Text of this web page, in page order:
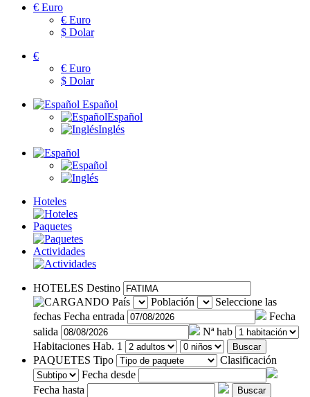
€ Euro
€ Euro
$ Dolar
€
€ Euro
$ Dolar
Español
Español
Inglés
Hoteles
Paquetes
Actividades
HOTELES Destino
País
Población
Seleccione las
fechas Fecha entrada
Fecha
salida
Nª hab
Habitaciones Hab. 1 Buscar
PAQUETES Tipo
Clasificación
Fecha desde
Fecha hasta
Buscar